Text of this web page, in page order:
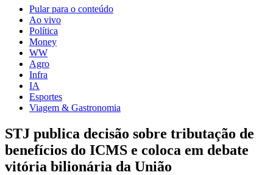
Pular para o conteúdo
Ao vivo
Política
Money
WW
Agro
Infra
IA
Esportes
Viagem & Gastronomia
STJ publica decisão sobre tributação de
benefícios do ICMS e coloca em debate
vitória bilionária da União